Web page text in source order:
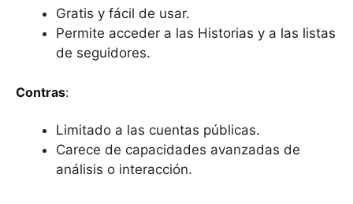
Gratis y fácil de usar.
Permite acceder a las Historias y a las listas
de seguidores.
Contras:
Limitado a las cuentas públicas.
Carece de capacidades avanzadas de
análisis o interacción.